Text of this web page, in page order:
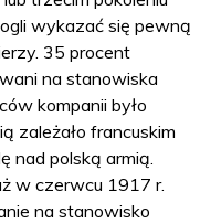
wykazać się pewną
35 procent
na stanowiska
kompanii było
zależało francuskim
nad polską armią.
w czerwcu 1917 r.
na stanowisko